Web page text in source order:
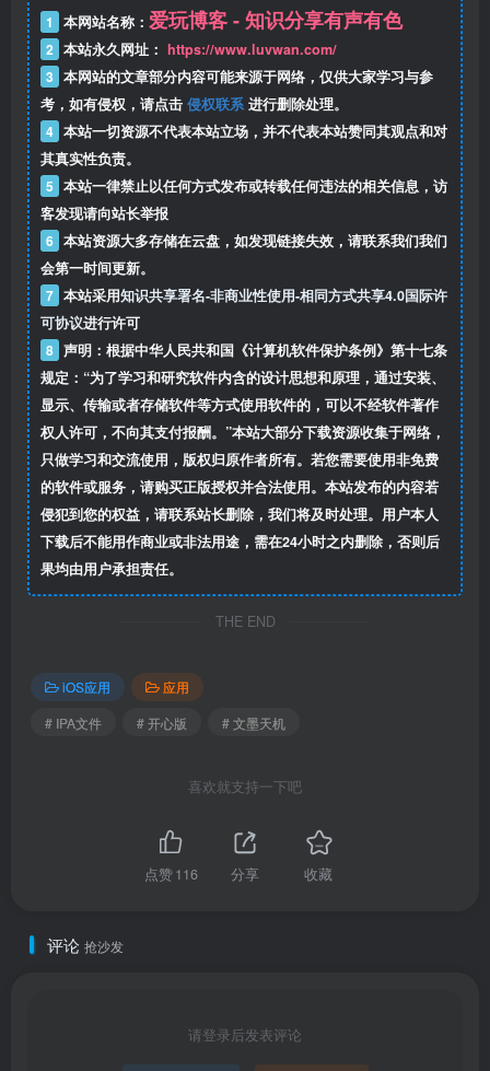
1 本网站名称： 爱玩博客 - 知识分享有声有色
2 本站永久网址： https://www.luvwan.com/
3 本网站的文章部分内容可能来源于网络，仅供大家学习与参
考，如有侵权，请点击 侵权联系 进行删除处理。
4 本站一切资源不代表本站立场，并不代表本站赞同其观点和对
其真实性负责。
5 本站一律禁止以任何方式发布或转载任何违法的相关信息，访
客发现请向站长举报
6 本站资源大多存储在云盘，如发现链接失效，请联系我们我们
会第一时间更新。
7 本站采用知识共享署名-非商业性使用-相同方式共享4.0国际许
可协议进行许可
8 声明：根据中华人民共和国《计算机软件保护条例》第十七条
规定：“为了学习和研究软件内含的设计思想和原理，通过安装、
显示、传输或者存储软件等方式使用软件的，可以不经软件著作
权人许可，不向其支付报酬。”本站大部分下载资源收集于网络，
只做学习和交流使用，版权归原作者所有。若您需要使用非免费
的软件或服务，请购买正版授权并合法使用。本站发布的内容若
侵犯到您的权益，请联系站长删除，我们将及时处理。用户本人
下载后不能用作商业或非法用途，需在24小时之内删除，否则后
果均由用户承担责任。
THE END
iOS应用
应用
# IPA文件
# 开心版 # 文墨天机
喜欢就支持一下吧
点赞116 分享 收藏
评论 抢沙发
请登录后发表评论